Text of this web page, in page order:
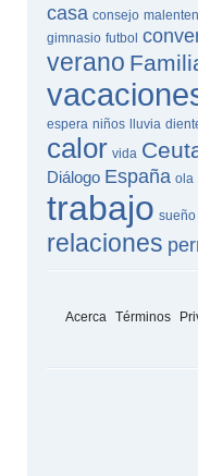
casa consejo
gimnasio futbol
verano
espera niños lluvia
calor vida
Diálogo España ola
trabajo sueño
relaciones
Acerca Términos